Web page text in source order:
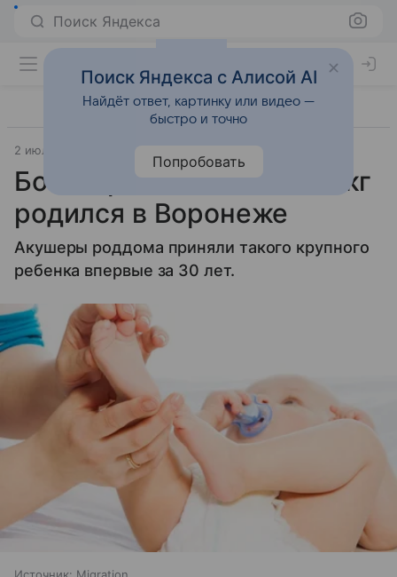
Поиск Яндекса
2 июля 2014
Богатырь весом более 6 кг
родился в Воронеже
Акушеры роддома приняли такого крупного
ребенка впервые за 30 лет.
Поиск Яндекса с Алисой AI
Найдёт ответ, картинку или видео —
быстро и точно
Попробовать